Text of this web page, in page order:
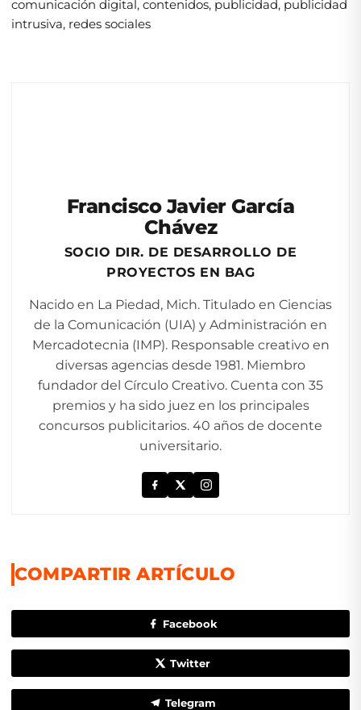
comunicación digital, contenidos, publicidad, publicidad
intrusiva, redes sociales
Francisco Javier García
Chávez
SOCIO DIR. DE DESARROLLO DE
PROYECTOS EN BAG
Nacido en La Piedad, Mich. Titulado en Ciencias
de la Comunicación (UIA) y Administración en
Mercadotecnia (IMP). Responsable creativo en
diversas agencias desde 1981. Miembro
fundador del Círculo Creativo. Cuenta con 35
premios y ha sido juez en los principales
concursos publicitarios. 40 años de docente
universitario.
COMPARTIR ARTÍCULO
Facebook
Twitter
Telegram